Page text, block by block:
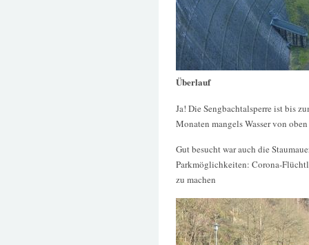
Überlauf
Ja! Die Sengbachtalsperre ist bis
Monaten mangels Wasser von
Gut besucht war auch die
Parkmöglichkeiten: Corona-
zu machen